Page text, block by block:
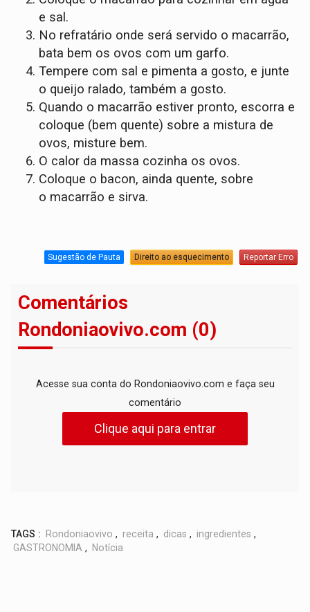
e sal.
No refratário onde será servido o macarrão,
bata bem os ovos com um garfo.
Tempere com sal e pimenta a gosto, e junte
o queijo ralado, também a gosto.
Quando o macarrão estiver pronto, escorra e
coloque (bem quente) sobre a mistura de
ovos, misture bem.
O calor da massa cozinha os ovos.
Coloque o bacon, ainda quente, sobre
o macarrão e sirva.
Sugestão de Pauta Direito ao esquecimento Reportar Erro
Comentários
Rondoniaovivo.com (0)
Acesse sua conta do Rondoniaovivo.com e faça seu
comentário
Clique aqui para entrar
TAGS : Rondoniaovivo , receita , dicas , ingredientes ,
GASTRONOMIA , Notícia